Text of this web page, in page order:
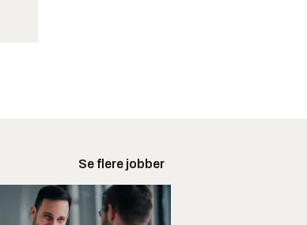
Se flere jobber